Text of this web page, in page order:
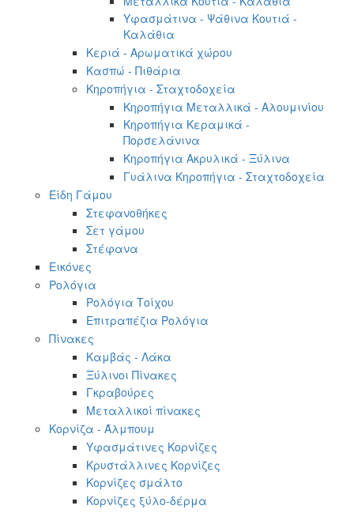
Υφασμάτινα - Ψάθινα Κουτιά -
Καλάθια
Κεριά - Αρωματικά χώρου
Κασπώ - Πιθάρια
Κηροπήγια - Σταχτοδοχεία
Κηροπήγια Μεταλλικά - Αλουμινίου
Κηροπήγια Κεραμικά -
Πορσελάνινα
Κηροπήγια Ακρυλικά - Ξύλινα
Γυάλινα Κηροπήγια - Σταχτοδοχεία
Είδη Γάμου
Στεφανοθήκες
Σετ γάμου
Στέφανα
Εικόνες
Ρολόγια
Ρολόγια Τοίχου
Επιτραπέζια Ρολόγια
Πίνακες
Καμβάς - Λάκα
Ξύλινοι Πίνακες
Γκραβούρες
Μεταλλικοί πίνακες
Κορνίζα - Άλμπουμ
Υφασμάτινες Κορνίζες
Κρυστάλλινες Κορνίζες
Κορνίζες σμάλτο
Κορνίζες ξύλο-δέρμα